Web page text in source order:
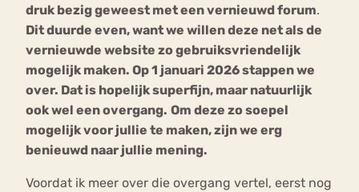
druk bezig geweest met een vernieuwd forum.
Dit duurde even, want we willen deze netals de
vernieuwde website zo gebruiksvriendelijk
mogelijk maken. Op 1 januari 2026 stappen we
over. Dat is hopelijk superfijn, maar natuurlijk
ook wel een overgang. Om deze zo soepel
mogelijk voor jullie te maken, zijn we erg
benieuwd naar jullie mening.
Voordat ik meer over die overgang vertel, eerst nog
Eetbuien Piekeren Sport
Trauma
Orthorexia
Afvallen Angst